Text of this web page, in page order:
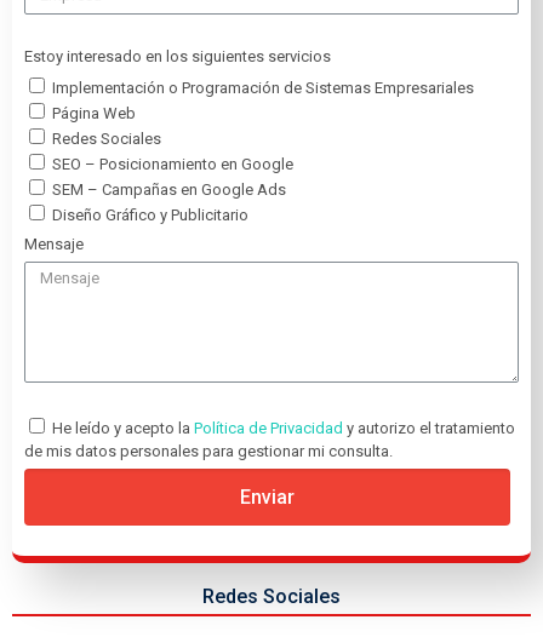
Estoy interesado en los siguientes servicios
Implementación o Programación de Sistemas Empresariales
Página Web
Redes Sociales
SEO – Posicionamiento en Google
SEM – Campañas en Google Ads
Diseño Gráfico y Publicitario
Mensaje
He leído y acepto la Política de Privacidad y autorizo el tratamiento
de mis datos personales para gestionar mi consulta.
Enviar
Redes Sociales